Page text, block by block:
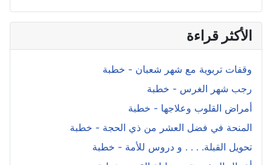
الأكثر قراءة
وقفات تربوية مع شهر شعبان - خطبة
رجب شهر الغرس - خطبة
أمراض القلوب وعلاجها - خطبة
المنحة في فضل العشر من ذي الحجة - خطبة
تحويل القبلة. . . . و دروس للأمة - خطبة